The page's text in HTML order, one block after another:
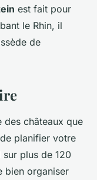
est fait pour
le Rhin, il
de
des châteaux que
planifier votre
sur plus de 120
bien organiser